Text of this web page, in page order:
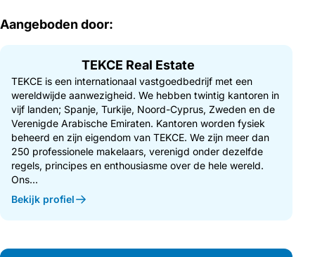
Aangeboden door:
TEKCE Real Estate
TEKCE is een internationaal vastgoedbedrijf met een
wereldwijde aanwezigheid. We hebben twintig kantoren in
vijf landen; Spanje, Turkije, Noord-Cyprus, Zweden en de
Verenigde Arabische Emiraten. Kantoren worden fysiek
beheerd en zijn eigendom van TEKCE. We zijn meer dan
250 professionele makelaars, verenigd onder dezelfde
regels, principes en enthousiasme over de hele wereld.
Ons...
Bekijk profiel